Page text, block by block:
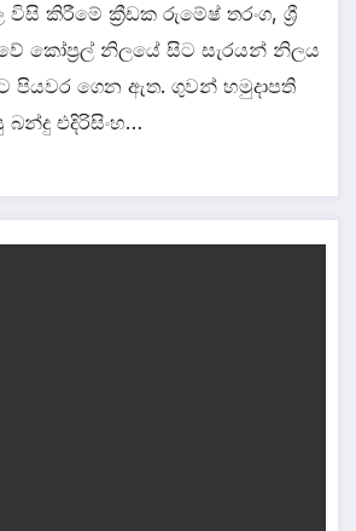
විසි කිරීමේ ක්‍රීඩක රුමේෂ් තරංග, ශ්‍රී
කෝප්‍රල් නිලයේ සිට සැරයන් නිලය
පියවර ගෙන ඇත. ගුවන් හමුදාපති
බන්දු එදිරිසිංහ…